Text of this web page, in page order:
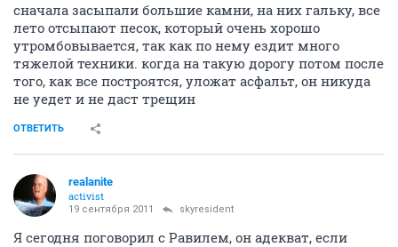
сначала засыпали большие камни, на них гальку, все
лето отсыпают песок, который очень хорошо
утромбовывается, так как по нему ездит много
тяжелой техники. когда на такую дорогу потом после
того, как все построятся, уложат асфальт, он никуда
не уедет и не даст трещин
ОТВЕТИТЬ
realanite
activist
19 сентября 2011 skyresident
Я сегодня поговорил с Равилем, он адекват, если